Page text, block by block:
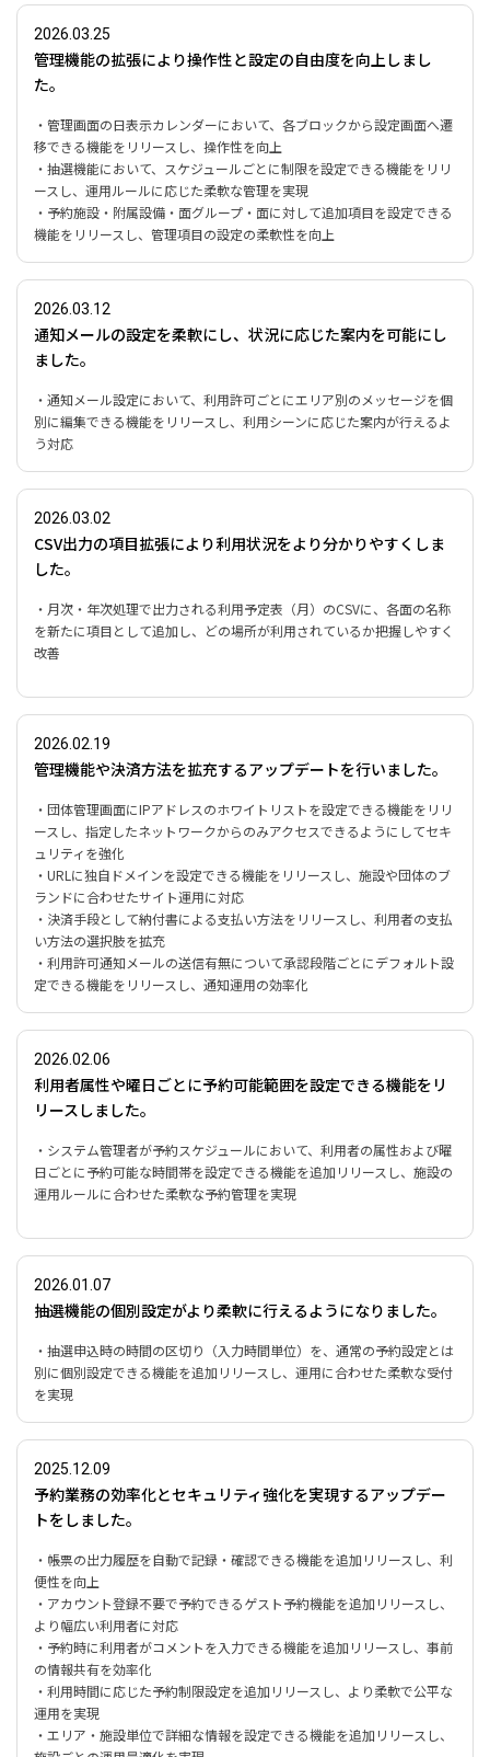
2026.03.25
管理機能の拡張により操作性と設定の自由度を向上しまし
た。
・管理画面の日表示カレンダーにおいて、各ブロックから設定画面へ遷
移できる機能をリリースし、操作性を向上
・抽選機能において、スケジュールごとに制限を設定できる機能をリリ
ースし、運用ルールに応じた柔軟な管理を実現
・予約施設・附属設備・面グループ・面に対して追加項目を設定できる
機能をリリースし、管理項目の設定の柔軟性を向上
2026.03.12
通知メールの設定を柔軟にし、状況に応じた案内を可能にし
ました。
・通知メール設定において、利用許可ごとにエリア別のメッセージを個
別に編集できる機能をリリースし、利用シーンに応じた案内が行えるよ
う対応
2026.03.02
CSV出力の項目拡張により利用状況をより分かりやすくしま
した。
・月次・年次処理で出力される利用予定表（月）のCSVに、各面の名称
を新たに項目として追加し、どの場所が利用されているか把握しやすく
改善
2026.02.19
管理機能や決済方法を拡充するアップデートを行いました。
・団体管理画面にIPアドレスのホワイトリストを設定できる機能をリリ
ースし、指定したネットワークからのみアクセスできるようにしてセキ
ュリティを強化
・URLに独自ドメインを設定できる機能をリリースし、施設や団体のブ
ランドに合わせたサイト運用に対応
・決済手段として納付書による支払い方法をリリースし、利用者の支払
い方法の選択肢を拡充
・利用許可通知メールの送信有無について承認段階ごとにデフォルト設
定できる機能をリリースし、通知運用の効率化
2026.02.06
利用者属性や曜日ごとに予約可能範囲を設定できる機能をリ
リースしました。
・システム管理者が予約スケジュールにおいて、利用者の属性および曜
日ごとに予約可能な時間帯を設定できる機能を追加リリースし、施設の
運用ルールに合わせた柔軟な予約管理を実現
2026.01.07
抽選機能の個別設定がより柔軟に行えるようになりました。
・抽選申込時の時間の区切り（入力時間単位）を、通常の予約設定とは
別に個別設定できる機能を追加リリースし、運用に合わせた柔軟な受付
を実現
2025.12.09
予約業務の効率化とセキュリティ強化を実現するアップデー
トをしました。
・帳票の出力履歴を自動で記録・確認できる機能を追加リリースし、利
便性を向上
・アカウント登録不要で予約できるゲスト予約機能を追加リリースし、
より幅広い利用者に対応
・予約時に利用者がコメントを入力できる機能を追加リリースし、事前
の情報共有を効率化
・利用時間に応じた予約制限設定を追加リリースし、より柔軟で公平な
運用を実現
・エリア・施設単位で詳細な情報を設定できる機能を追加リリースし、